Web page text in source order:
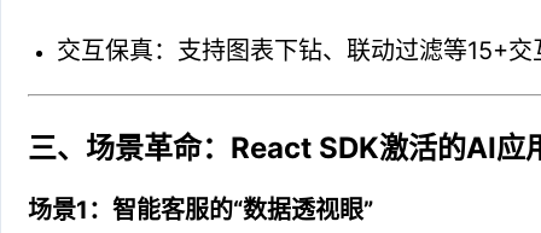
交互保真：支持图表下钻、联动过滤等15+
三、场景革命：React SDK激活的AI应
场景1：智能客服的“数据透视眼”